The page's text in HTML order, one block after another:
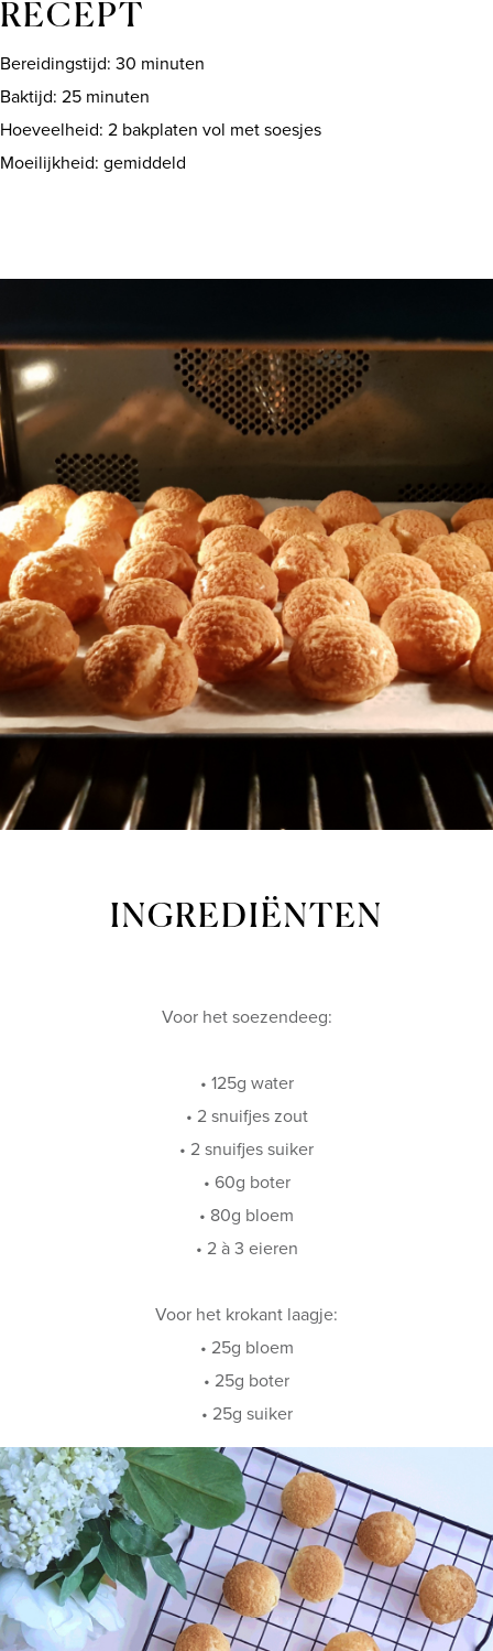
RECEPT
Bereidingstijd: 30 minuten
Baktijd: 25 minuten
Hoeveelheid: 2 bakplaten vol met soesjes
Moeilijkheid: gemiddeld
INGREDIËNTEN
Voor het soezendeeg:
• 125g water
• 2 snuifjes zout
• 2 snuifjes suiker
• 60g boter
• 80g bloem
• 2 à 3 eieren
Voor het krokant laagje:
• 25g bloem
• 25g boter
• 25g suiker